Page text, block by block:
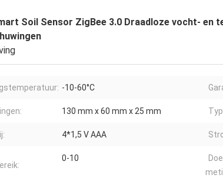
Soil Sensor ZigBee 3.0 Draadloze vocht-
-10-60°C
130 mm x 60 mm x 25 mm
4*1,5 V AAA
0-10